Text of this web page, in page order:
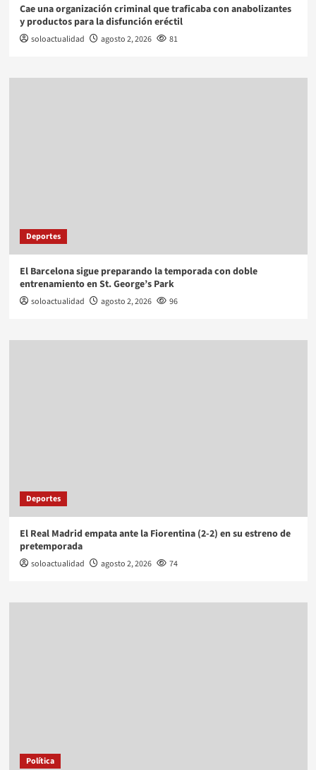
Cae una organización criminal que traficaba con anabolizantes
y productos para la disfunción eréctil
soloactualidad agosto 2, 2026 81
Deportes
El Barcelona sigue preparando la temporada con doble
entrenamiento en St. George’s Park
soloactualidad agosto 2, 2026 96
Deportes
El Real Madrid empata ante la Fiorentina (2-2) en su estreno de
pretemporada
soloactualidad agosto 2, 2026 74
Política